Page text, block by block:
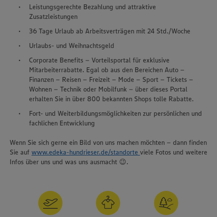
Leistungsgerechte Bezahlung und attraktive
Zusatzleistungen
36 Tage Urlaub ab Arbeitsverträgen mit 24 Std./Woche
Urlaubs- und Weihnachtsgeld
Corporate Benefits – Vorteilsportal für exklusive
Mitarbeiterrabatte. Egal ob aus den Bereichen Auto –
Finanzen – Reisen – Freizeit – Mode – Sport – Tickets –
Wohnen – Technik oder Mobilfunk – über dieses Portal
erhalten Sie in über 800 bekannten Shops tolle Rabatte.
Fort- und Weiterbildungsmöglichkeiten zur persönlichen und
fachlichen Entwicklung
Wenn Sie sich gerne ein Bild von uns machen möchten – dann finden
Sie auf www.edeka-hundrieser.de/standorte viele Fotos und weitere
Infos über uns und was uns ausmacht 😉.